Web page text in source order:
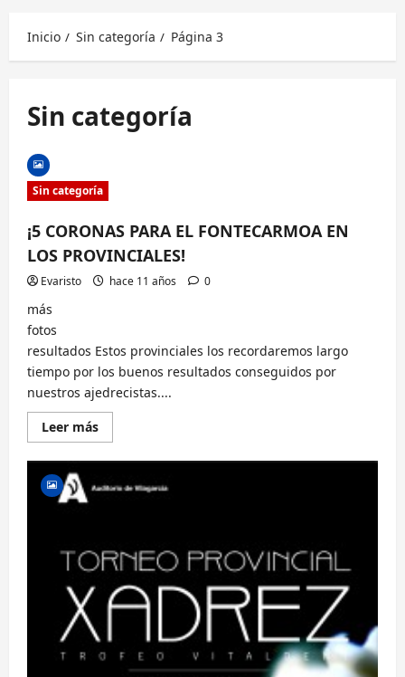
Inicio
Sin categoría Página 3
Sin categoría
Sin categoría
¡5 CORONAS PARA EL FONTECARMOA EN
LOS PROVINCIALES!
Evaristo hace 11 años 0
más
resultados Estos provinciales los recordaremos largo
tiempo por los buenos resultados conseguidos por
nuestros ajedrecistas....
Leer másLee
más
¡5
PARA
PROVINCIALES!